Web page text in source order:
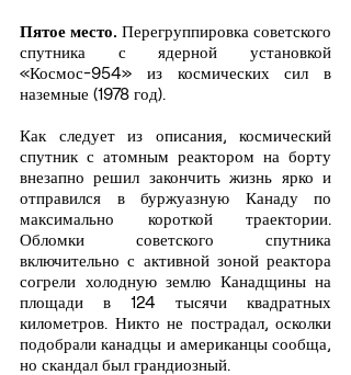
Пятое место. Перегруппировка советского
спутника с ядерной установкой
«Космос-954» из космических сил в
наземные (1978 год).
Как следует из описания, космический
спутник с атомным реактором на борту
внезапно решил закончить жизнь ярко и
отправился в буржуазную Канаду по
максимально короткой траектории.
Обломки советского спутника
включительно с активной зоной реактора
согрели холодную землю Канадщины на
площади в 124 тысячи квадратных
километров. Никто не пострадал, осколки
подобрали канадцы и американцы сообща,
но скандал был грандиозный.